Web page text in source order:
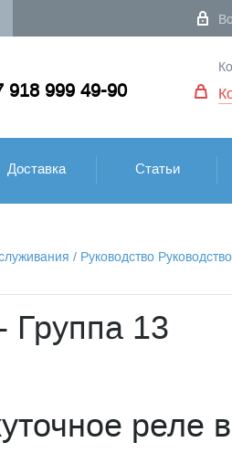
918 999 49-90
Доставка Статьи
/ Руководство
Группа 13
реле